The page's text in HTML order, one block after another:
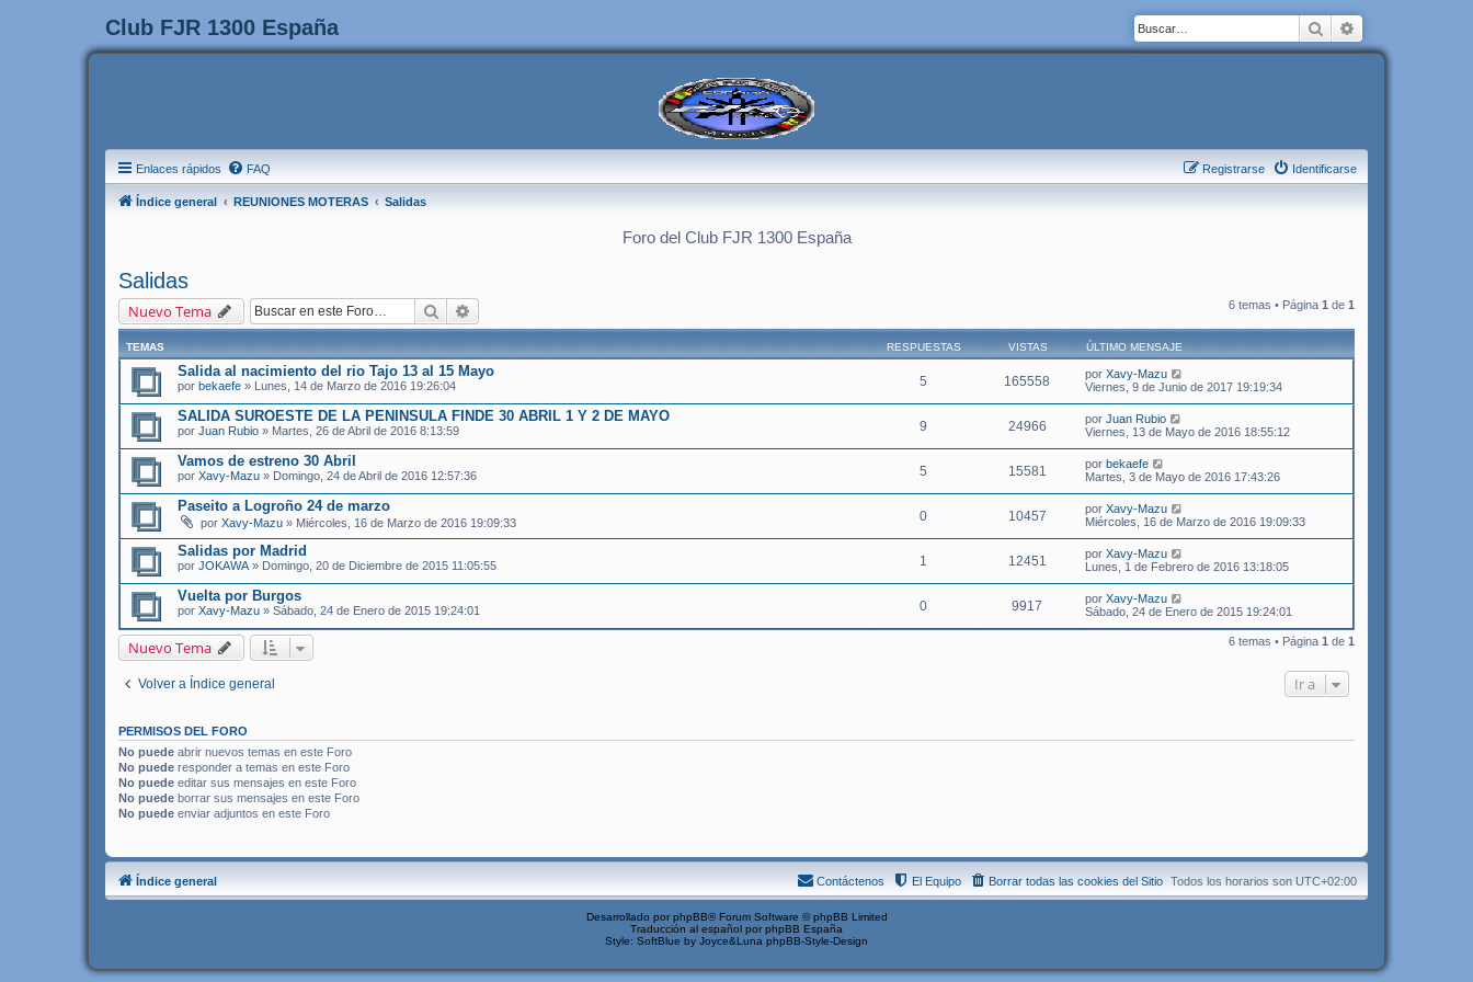
Club FJR 1300 España Buscar
Enlaces rápidos FAQ Identificarse
Registrarse
Índice general REUNIONES MOTERAS Salidas
Foro del Club FJR 1300 España
Salidas
Nuevo Tema Buscar 6 temas • Página 1 de 1
TEMAS RESPUESTAS VISTAS ÚLTIMO MENSAJE
Salida al nacimiento del rio Tajo 13 al 15 Mayo
por bekaefe » Lunes, 14 de Marzo de 2016 19:26:04 5 165558 por Xavy-Mazu
Viernes, 9 de Junio de 2017 19:19:34
SALIDA SUROESTE DE LA PENINSULA FINDE 30 ABRIL 1 Y 2 DE MAYO
por Juan Rubio » Martes, 26 de Abril de 2016 8:13:59 9 24966 por Juan Rubio
Viernes, 13 de Mayo de 2016 18:55:12
Vamos de estreno 30 Abril
por Xavy-Mazu » Domingo, 24 de Abril de 2016 12:57:36 5 15581 por bekaefe
Martes, 3 de Mayo de 2016 17:43:26
Paseito a Logroño 24 de marzo
por Xavy-Mazu » Miércoles, 16 de Marzo de 2016 19:09:33 0 10457 por Xavy-Mazu
Miércoles, 16 de Marzo de 2016 19:09:33
Salidas por Madrid
por JOKAWA » Domingo, 20 de Diciembre de 2015 11:05:55 1 12451 por Xavy-Mazu
Lunes, 1 de Febrero de 2016 13:18:05
Vuelta por Burgos
por Xavy-Mazu » Sábado, 24 de Enero de 2015 19:24:01 0 9917 por Xavy-Mazu
Sábado, 24 de Enero de 2015 19:24:01
Nuevo Tema 6 temas • Página 1 de 1
Volver a Índice general Ir a
PERMISOS DEL FORO
No puede abrir nuevos temas en este Foro
No puede responder a temas en este Foro
No puede editar sus mensajes en este Foro
No puede borrar sus mensajes en este Foro
No puede enviar adjuntos en este Foro
Índice general Todos los horarios son UTC+02:00
Borrar todas las cookies del Sitio
El Equipo
Contáctenos
Desarrollado por phpBB® Forum Software © phpBB Limited
Traducción al español por phpBB España
Style: SoftBlue by Joyce&Luna phpBB-Style-Design